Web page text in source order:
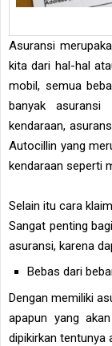
Asuransi
kita dari hal-hal
mobil, semua
banyak
kendaraan,
Autocillin yang
kendaraan seperti
Selain itu cara
Sangat penting
asuransi, karena
Bebas dari
Dengan memiliki
apapun yang
dipikirkan tentunya